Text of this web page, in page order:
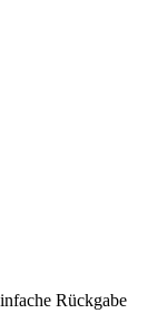
Rückgabe